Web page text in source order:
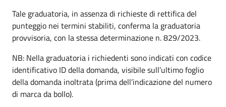
Tale graduatoria, in assenza di richieste di rettifica del
punteggio nei termini stabiliti, conferma la graduatoria
provvisoria, con la stessa determinazione n. 829/2023.
NB: Nella graduatoria i richiedenti sono indicati con codice
identificativo ID della domanda, visibile sull’ultimo foglio
della domanda inoltrata (prima dell’indicazione del numero
di marca da bollo).